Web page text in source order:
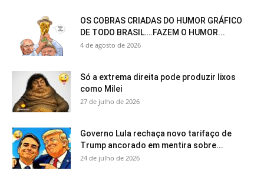
OS COBRAS CRIADAS DO HUMOR GRÁFICO
DE TODO BRASIL….FAZEM O HUMOR...
4 de agosto de 2026
Só a extrema direita pode produzir lixos
como Milei
27 de julho de 2026
Governo Lula rechaça novo tarifaço de
Trump ancorado em mentira sobre...
24 de julho de 2026